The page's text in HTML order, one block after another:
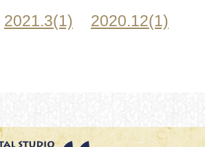
2021.3(1) 2020.12(1)